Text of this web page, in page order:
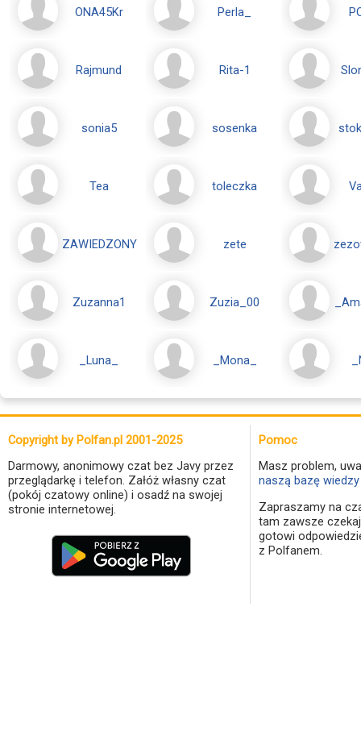
ONA45Kr Perla_
Rajmund Rita-1
sonia5 sosenka
Tea toleczka
ZAWIEDZONY zete
Zuzanna1 Zuzia_00
_Luna_ _Mona_
Copyright by Polfan.pl 2001-2025
Darmowy, anonimowy czat bez Javy przez
przeglądarkę i telefon. Załóż własny czat
(pokój czatowy online) i osadź na swojej
stronie internetowej.
Pomoc
Masz problem,
naszą bazę
Zapraszamy na
tam zawsze
gotowi
z Polfanem.